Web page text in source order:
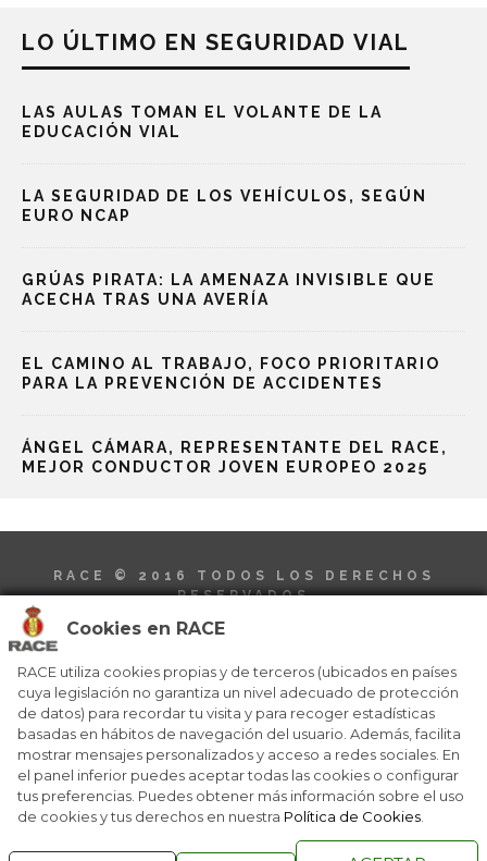
Cookies en RACE
RACE utiliza cookies propias y de terceros (ubicados en países
cuya legislación no garantiza un nivel adecuado de protección
de datos) para recordar tu visita y para recoger estadísticas
basadas en hábitos de navegación del usuario. Además, facilita
mostrar mensajes personalizados y acceso a redes sociales. En
el panel inferior puedes aceptar todas las cookies o configurar
tus preferencias. Puedes obtener más información sobre el uso
de cookies y tus derechos en nuestra Política de Cookies
LO ÚLTIMO EN SEGURIDAD VIAL
LAS AULAS TOMAN EL VOLANTE DE LA
EDUCACIÓN VIAL
LA SEGURIDAD DE LOS VEHÍCULOS, SEGÚN
EURO NCAP
GRÚAS PIRATA: LA AMENAZA INVISIBLE QUE
ACECHA TRAS UNA AVERÍA
EL CAMINO AL TRABAJO, FOCO PRIORITARIO
PARA LA PREVENCIÓN DE ACCIDENTES
ÁNGEL CÁMARA, REPRESENTANTE DEL RACE,
MEJOR CONDUCTOR JOVEN EUROPEO 2025
RACE © 2016
TODOS LOS DERECHOS
RESERVADOS
QUIENES SOMOS
NÚMEROS ANTERIORES
CONTACTO
AVISO LEGAL
POLÍTICA DE COOKIES